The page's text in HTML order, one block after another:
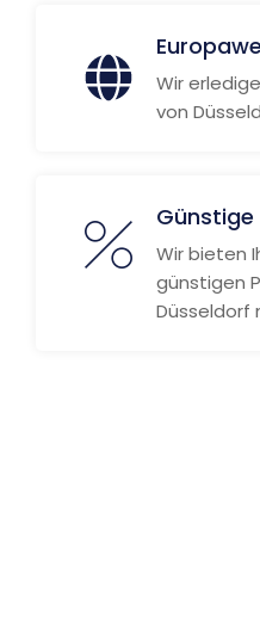
Wir
von
Günstige
Wir bieten
günstigen
Düsseldorf